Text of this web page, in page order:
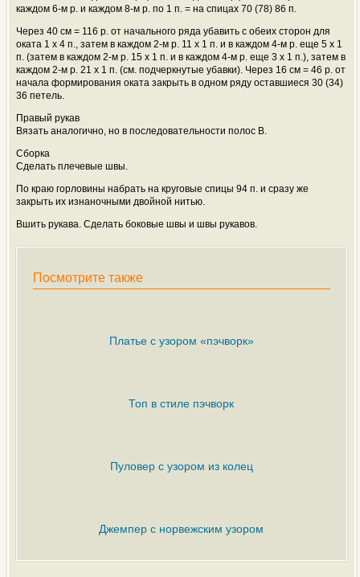
каждом 6-м р. и каждом 8-м р. по 1 п. = на спицах 70 (78) 86 п.
Через 40 см = 116 р. от начального ряда убавить с обеих сторон для
оката 1 х 4 п., затем в каждом 2-м р. 11 х 1 п. и в каждом 4-м р. еще 5 х 1
п. (затем в каждом 2-м р. 15 х 1 п. и в каждом 4-м р. еще 3 х 1 п.), затем в
каждом 2-м р. 21 х 1 п. (см. подчеркнутые убавки). Через 16 cм = 46 р. от
начала формирования оката закрыть в одном ряду оставшиеся 30 (34)
36 петель.
Правый рукав
Вязать аналогично, но в последовательности полос В.
Сборка
Сделать плечевые швы.
По краю горловины набрать на круговые спицы 94 п. и сразу же
закрыть их изнаночными двойной нитью.
Вшить рукава. Сделать боковые швы и швы рукавов.
Посмотрите также
Платье с узором «пэчворк»
Топ в стиле пэчворк
Пуловер с узором из колец
Джемпер с норвежским узором